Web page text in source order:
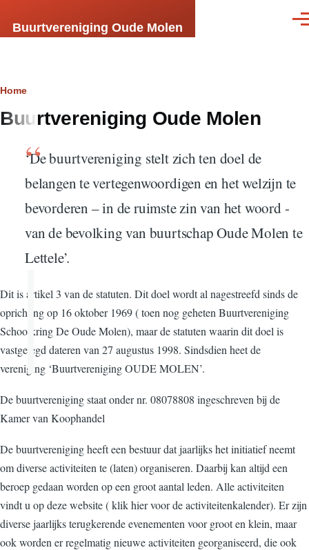
Buurtvereniging Oude Molen
Breadcrumb
Home
Buurtvereniging Oude Molen
‘De buurtvereniging stelt zich ten doel de
belangen te vertegenwoordigen en het welzijn te
bevorderen – in de ruimste zin van het woord -
van de bevolking van buurtschap Oude Molen te
Lettele’.
Dit is artikel 3 van de statuten. Dit doel wordt al nagestreefd sinds de
oprichting op 16 oktober 1969 ( toen nog geheten Buurtvereniging
Schoolkring De Oude Molen), maar de statuten waarin dit doel is
vastgelegd dateren van 27 augustus 1998. Sindsdien heet de
vereniging ‘Buurtvereniging OUDE MOLEN’.
De buurtvereniging staat onder nr. 08078808 ingeschreven bij de
Kamer van Koophandel
De buurtvereniging heeft een bestuur dat jaarlijks het initiatief neemt
om diverse activiteiten te (laten) organiseren. Daarbij kan altijd een
beroep gedaan worden op een groot aantal leden. Alle activiteiten
vindt u op deze website ( klik hier voor de activiteitenkalender). Er zijn
diverse jaarlijks terugkerende evenementen voor groot en klein, maar
ook worden er regelmatig nieuwe activiteiten georganiseerd, die ook